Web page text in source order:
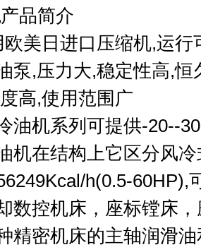
产品简介
美日进口压缩机,运
泵,压力大,稳定性高,
高,使用范围广
油机系列可提供-20--30
机在结构上它区分风
h(0.5-60HP),
数控机床，座标镗床
精密机床的主轴润滑